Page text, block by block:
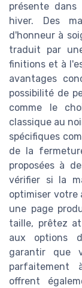
présente
hiver. Des
d'honneur à
traduit par
finitions et à
avantages
possibilité de
comme le
classique au
spécifiques
de la
proposées à
vérifier si la
optimiser votre
une page
taille, prêtez
aux options
garantir que
parfaitement
offrent